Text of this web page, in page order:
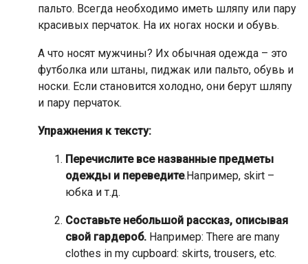
пальто. Всегда необходимо иметь шляпу или пару
красивых перчаток. На их ногах носки и обувь.
А что носят мужчины? Их обычная одежда – это
футболка или штаны, пиджак или пальто, обувь и
носки. Если становится холодно, они берут шляпу
и пару перчаток.
Упражнения к тексту:
Перечислите все названные предметы
одежды и переведите.Например, skirt –
юбка и т.д.
Составьте небольшой рассказ, описывая
свой гардероб. Например: There are many
clothes in my cupboard: skirts, trousers, etc.